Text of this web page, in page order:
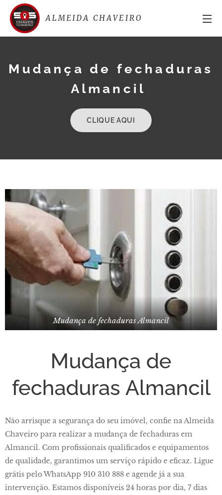
ALMEIDA CHAVEIRO
Mudança de fechaduras
Almancil
CLIQUE AQUI
Mudança de fechaduras Almancil
Mudança de
fechaduras Almancil
Não arrisque a segurança do seu imóvel, confie na Almeida
Chaveiro para realizar a mudança de fechaduras em
Almancil. Com profissionais qualificados e equipamentos
de qualidade, garantimos um serviço rápido e eficaz. Ligue
grátis pelo WhatsApp 910 310 888 e agende já a sua
intervenção. Estamos disponíveis 24 horas por dia, 7 dias